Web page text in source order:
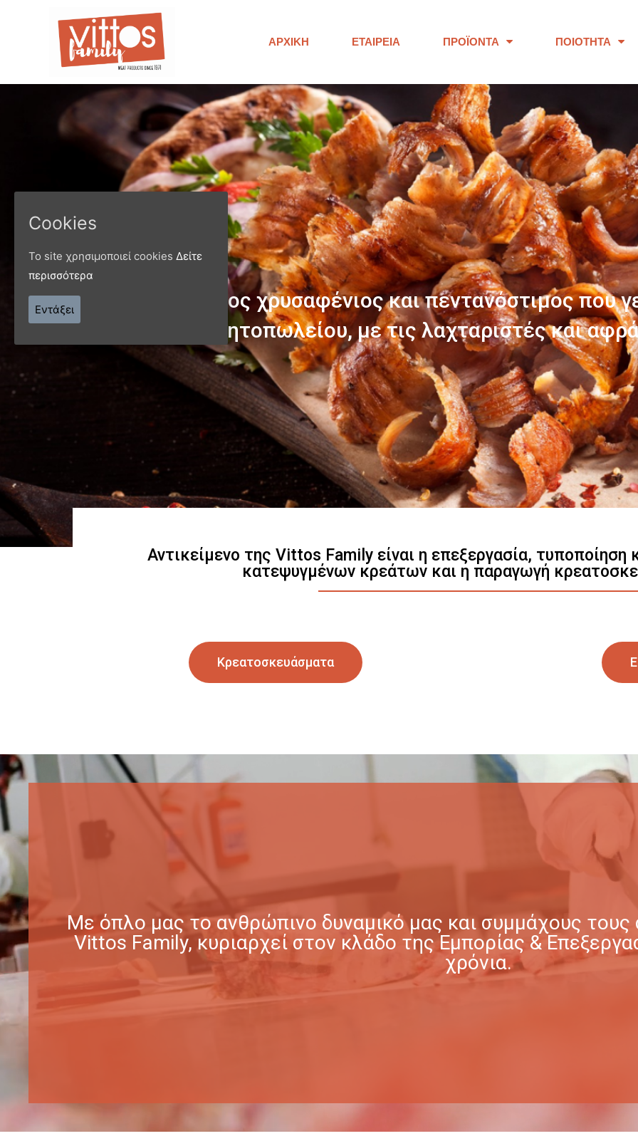
ΑΡΧΙΚΉ ΕΤΑΙΡΕΊΑ ΠΡΟΪΌΝΤΑ ΠΟΙΌΤΗΤΑ
ΠΑΝΩ ΑΠΟ 40 ΧΡΟΝΙΑ
Παράγουμε προϊόντα εξαιρετικής
Γνωρίστε μας
Αντικείμενο της Vittos Family είναι η επεξεργασία,
κατεψυγμένων κρεάτων και η παραγωγή
Κρεατοσκευάσματα
Με όπλο μας το ανθρώπινο δυναμικό μας και συμμάχους τους
Vittos Family, κυριαρχεί στον κλάδο της Εμπορίας &
χρόνια.
Cookies
Το site χρησιμοποιεί cookies Δείτε
περισσότερα
Εντάξει